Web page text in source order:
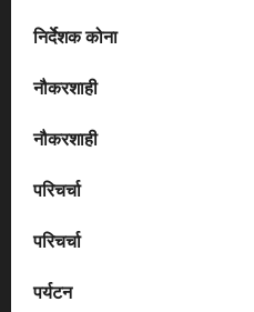
निर्देशक कोना
नौकरशाही
नौकरशाही
परिचर्चा
परिचर्चा
पर्यटन